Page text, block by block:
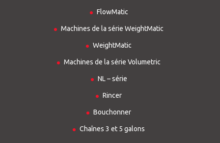
FlowMatic
Machines de la série WeightMatic
WeightMatic
Machines de la série Volumetric
NL – série
Rincer
Bouchonner
Chaînes 3 et 5 galons